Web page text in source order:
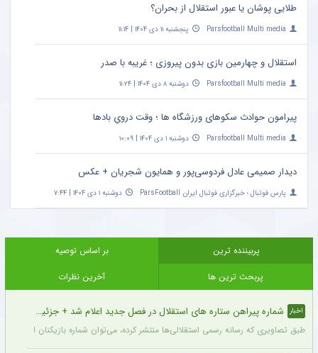
طلایی پوشان یا عبور استقلال از بحران؟
Parsfootball Multi media پنجشنبه ۱۱ دی ۱۴۰۴ | ۱۱:۱۴
استقلال و چهارمین بازی بدون پیروزی ؛ غریبه با صدر
Parsfootball Multi media دوشنبه ۸ دی ۱۴۰۴ | ۱۱:۲۴
پیرامون حوادث سکوهای ورزشگاه ها ؛ وقت درویِ بادها
Parsfootball Multi media دوشنبه ۱ دی ۱۴۰۴ | ۱۰:۰۹
دیدار صمیمی عادل فردوسی‌پور و همایون شجریان + عکس
پارس فوتبال ؛ خبرگزاری فوتبال ایران ParsFootball دوشنبه ۱ دی ۱۴۰۴ | ۷:۴۴
پربیننده ترین
بر اساس توصیه
پربحث ترین ها
آخرین نظرات
اخبار شماره پیراهن ستاره های استقلال در فصل جدید اعلام شد + جزئیات
طبق تصاویری که رسانه رسمی استقلالی‌ها منتشر کرده، می‌توان شماره بازیکنان این